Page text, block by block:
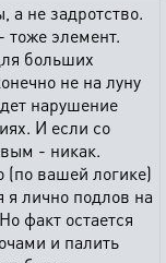
а не задротство.
тоже элемент.
больших
не на луну
нарушение
И если со
- никак.
(по вашей логике)
я лично подлов на
факт остается
и палить